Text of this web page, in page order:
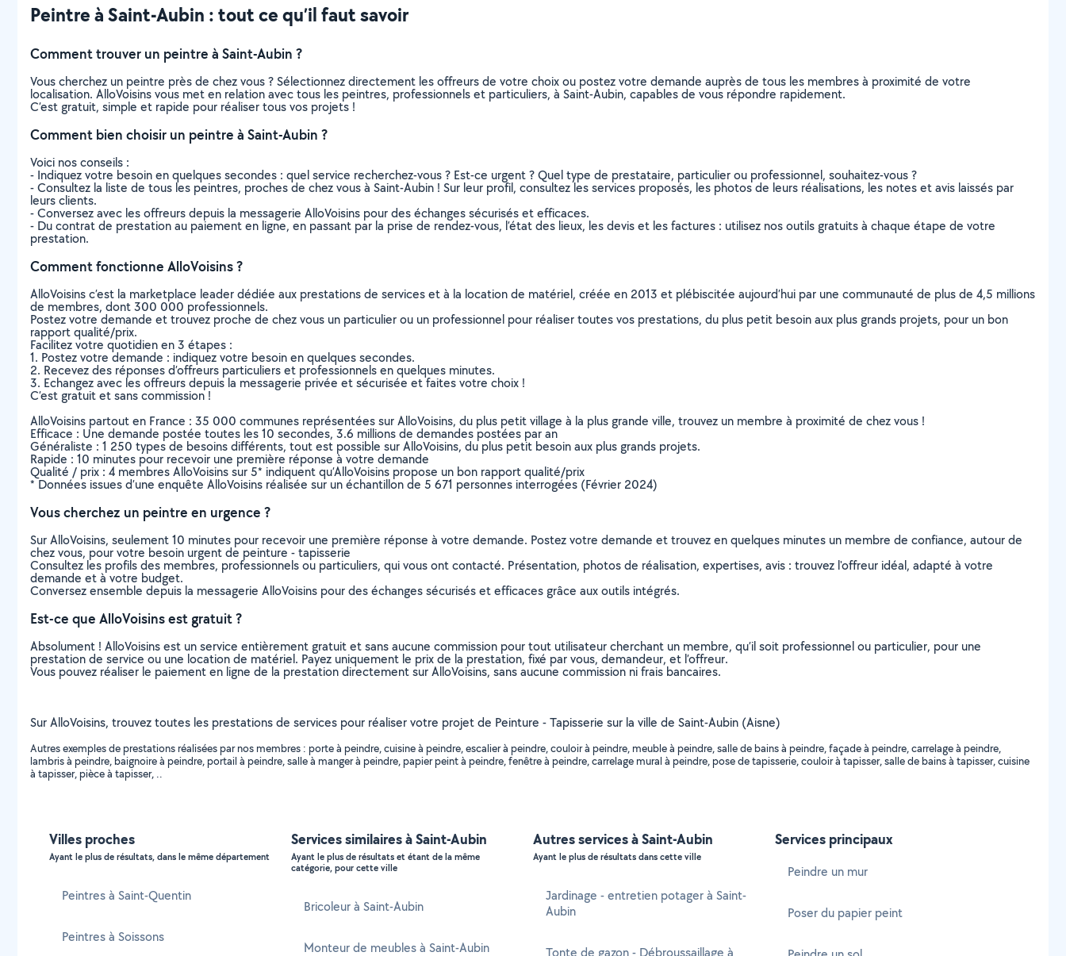
Peintre à Saint-Aubin : tout ce qu’il faut savoir
Comment trouver un peintre à Saint-Aubin ?
Vous cherchez un peintre près de chez vous ? Sélectionnez directement les offreurs de votre choix ou postez votre demande auprès de tous les membres à proximité de votre
localisation. AlloVoisins vous met en relation avec tous les peintres, professionnels et particuliers, à Saint-Aubin, capables de vous répondre rapidement.
C’est gratuit, simple et rapide pour réaliser tous vos projets !
Comment bien choisir un peintre à Saint-Aubin ?
Voici nos conseils :
- Indiquez votre besoin en quelques secondes : quel service recherchez-vous ? Est-ce urgent ? Quel type de prestataire, particulier ou professionnel, souhaitez-vous ?
- Consultez la liste de tous les peintres, proches de chez vous à Saint-Aubin ! Sur leur profil, consultez les services proposés, les photos de leurs réalisations, les notes et avis laissés par
leurs clients.
- Conversez avec les offreurs depuis la messagerie AlloVoisins pour des échanges sécurisés et efficaces.
- Du contrat de prestation au paiement en ligne, en passant par la prise de rendez-vous, l’état des lieux, les devis et les factures : utilisez nos outils gratuits à chaque étape de votre
prestation.
Comment fonctionne AlloVoisins ?
AlloVoisins c’est la marketplace leader dédiée aux prestations de services et à la location de matériel, créée en 2013 et plébiscitée aujourd’hui par une communauté de plus de 4,5 millions
de membres, dont 300 000 professionnels.
Postez votre demande et trouvez proche de chez vous un particulier ou un professionnel pour réaliser toutes vos prestations, du plus petit besoin aux plus grands projets, pour un bon
rapport qualité/prix.
Facilitez votre quotidien en 3 étapes :
1. Postez votre demande : indiquez votre besoin en quelques secondes.
2. Recevez des réponses d’offreurs particuliers et professionnels en quelques minutes.
3. Echangez avec les offreurs depuis la messagerie privée et sécurisée et faites votre choix !
C’est gratuit et sans commission !
AlloVoisins partout en France : 35 000 communes représentées sur AlloVoisins, du plus petit village à la plus grande ville, trouvez un membre à proximité de chez vous !
Efficace : Une demande postée toutes les 10 secondes, 3.6 millions de demandes postées par an
Généraliste : 1 250 types de besoins différents, tout est possible sur AlloVoisins, du plus petit besoin aux plus grands projets.
Rapide : 10 minutes pour recevoir une première réponse à votre demande
Qualité / prix : 4 membres AlloVoisins sur 5* indiquent qu’AlloVoisins propose un bon rapport qualité/prix
* Données issues d’une enquête AlloVoisins réalisée sur un échantillon de 5 671 personnes interrogées (Février 2024)
Vous cherchez un peintre en urgence ?
Sur AlloVoisins, seulement 10 minutes pour recevoir une première réponse à votre demande. Postez votre demande et trouvez en quelques minutes un membre de confiance, autour de
chez vous, pour votre besoin urgent de peinture - tapisserie
Consultez les profils des membres, professionnels ou particuliers, qui vous ont contacté. Présentation, photos de réalisation, expertises, avis : trouvez l'offreur idéal, adapté à votre
demande et à votre budget.
Conversez ensemble depuis la messagerie AlloVoisins pour des échanges sécurisés et efficaces grâce aux outils intégrés.
Est-ce que AlloVoisins est gratuit ?
Absolument ! AlloVoisins est un service entièrement gratuit et sans aucune commission pour tout utilisateur cherchant un membre, qu’il soit professionnel ou particulier, pour une
prestation de service ou une location de matériel. Payez uniquement le prix de la prestation, fixé par vous, demandeur, et l’offreur.
Vous pouvez réaliser le paiement en ligne de la prestation directement sur AlloVoisins, sans aucune commission ni frais bancaires.
Sur AlloVoisins, trouvez toutes les prestations de services pour réaliser votre projet de Peinture - Tapisserie sur la ville de Saint-Aubin (Aisne)
Autres exemples de prestations réalisées par nos membres : porte à peindre, cuisine à peindre, escalier à peindre, couloir à peindre, meuble à peindre, salle de bains à peindre, façade à peindre, carrelage à peindre,
lambris à peindre, baignoire à peindre, portail à peindre, salle à manger à peindre, papier peint à peindre, fenêtre à peindre, carrelage mural à peindre, pose de tapisserie, couloir à tapisser, salle de bains à tapisser, cuisine
à tapisser, pièce à tapisser, ..
Villes proches
Ayant le plus de résultats, dans le même département
Peintres à Saint-Quentin
Peintres à Soissons
Services similaires à Saint-Aubin
Ayant le plus de résultats et étant de la même
catégorie, pour cette ville
Bricoleur à Saint-Aubin
Monteur de meubles à Saint-Aubin
Autres services à Saint-Aubin
Ayant le plus de résultats dans cette ville
Jardinage - entretien potager à Saint-
Aubin
Tonte de gazon - Débroussaillage à
Services principaux
Peindre un mur
Poser du papier peint